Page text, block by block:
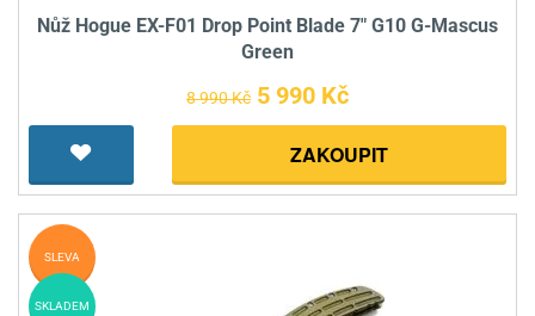
Nůž Hogue EX-F01 Drop Point Blade 7" G10 G-Mascus
Green
8 990 Kč 5 990 Kč
ZAKOUPIT
SLEVA
SKLADEM